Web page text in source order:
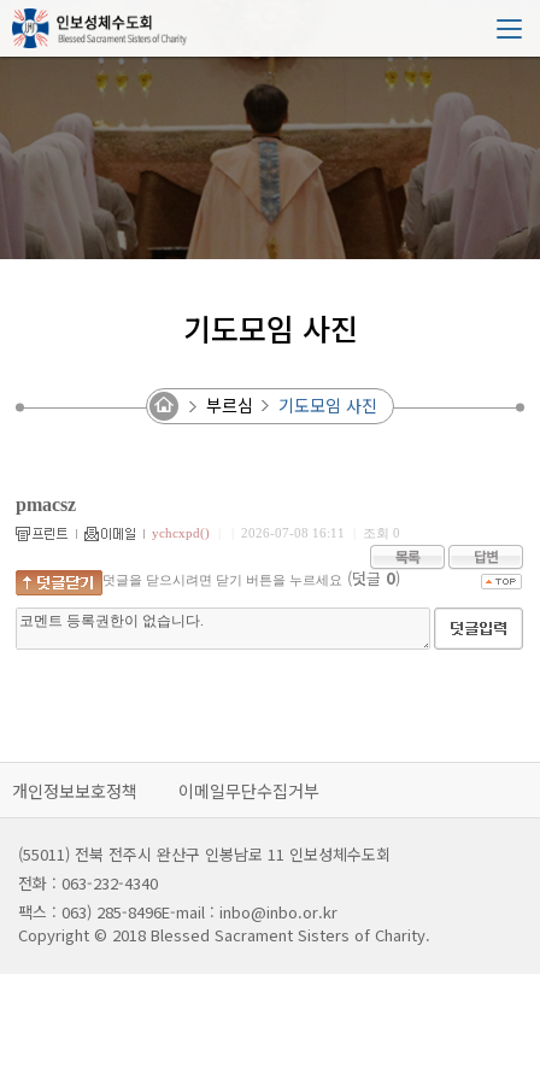
기도모임 사진
부르심 기도모임 사진
pmacsz
ychcxpd() 2026-07-08 16:11 조회 0
덧글을 닫으시려면 닫기 버튼을 누르세요 (덧글 0)
개인정보보호정책 이메일무단수집거부
(55011) 전북 전주시 완산구 인봉남로 11 인보성체수도회
전화 : 063-232-4340
팩스 : 063) 285-8496E-mail : inbo@inbo.or.kr
Copyright © 2018 Blessed Sacrament Sisters of Charity.